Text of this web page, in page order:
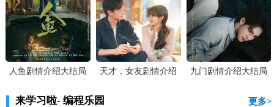
人鱼剧情介绍大结局
天才，女友剧情介绍
九门剧情介绍大结局
来学习啦- 编程乐园 更多